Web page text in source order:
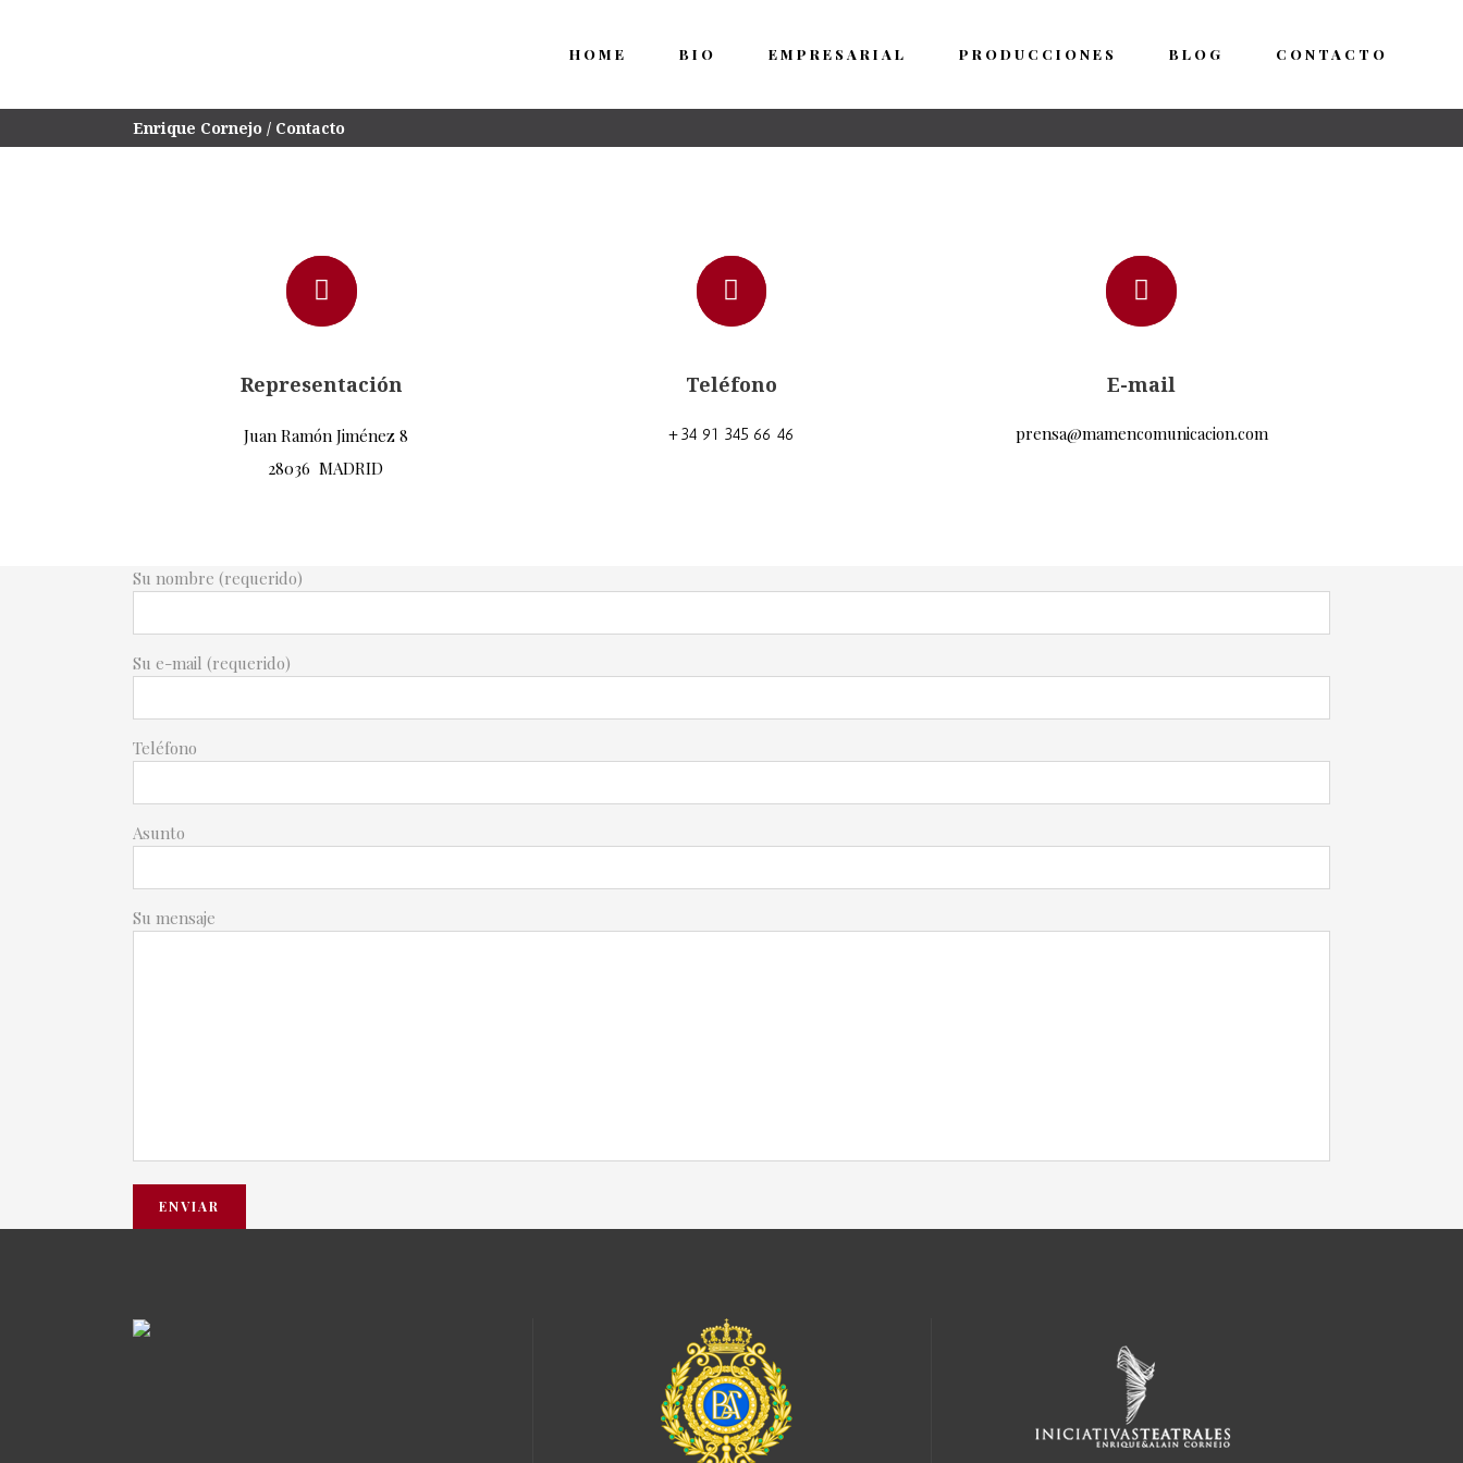
HOME BIO EMPRESARIAL PRODUCCIONES BLOG CONTACTO
Enrique Cornejo / Contacto
Representación
Juan Ramón Jiménez 8
28036 MADRID
Teléfono
+34 91 345 66 46
E-mail
prensa@mamencomunicacion.com
Su nombre (requerido)
Su e-mail (requerido)
Teléfono
Asunto
Su mensaje